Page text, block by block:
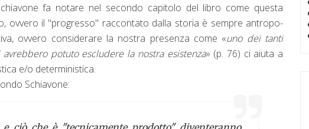
fa notare nel secondo capitolo del libro come questa
ovvero il "progresso" raccontato dalla storia è sempre antropo-
ovvero considerare la nostra presenza come «uno dei tanti
potuto escludere la nostra esistenza» (p. 76) ci aiuta a
e/o deterministica.
Schiavone: